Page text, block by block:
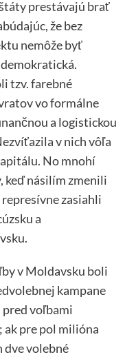
prestávajú brať
že bez
nemôže byť
tzv. farebné
vo formálne
a logistickou
v nich vôľa
No mnohí
keď násilím zmenili
zasiahli
a
v Moldavsku boli
kampane
pred voľbami
ak pre pol milióna
dve volebné